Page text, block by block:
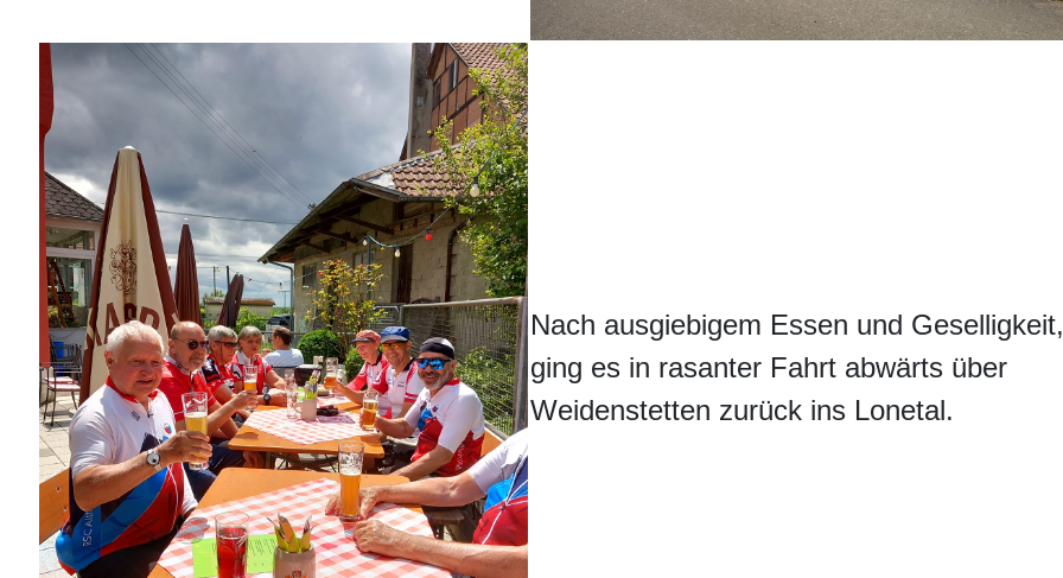
Nach ausgiebigem Essen und Geselligkeit,
ging es in rasanter Fahrt abwärts über
Weidenstetten zurück ins Lonetal.